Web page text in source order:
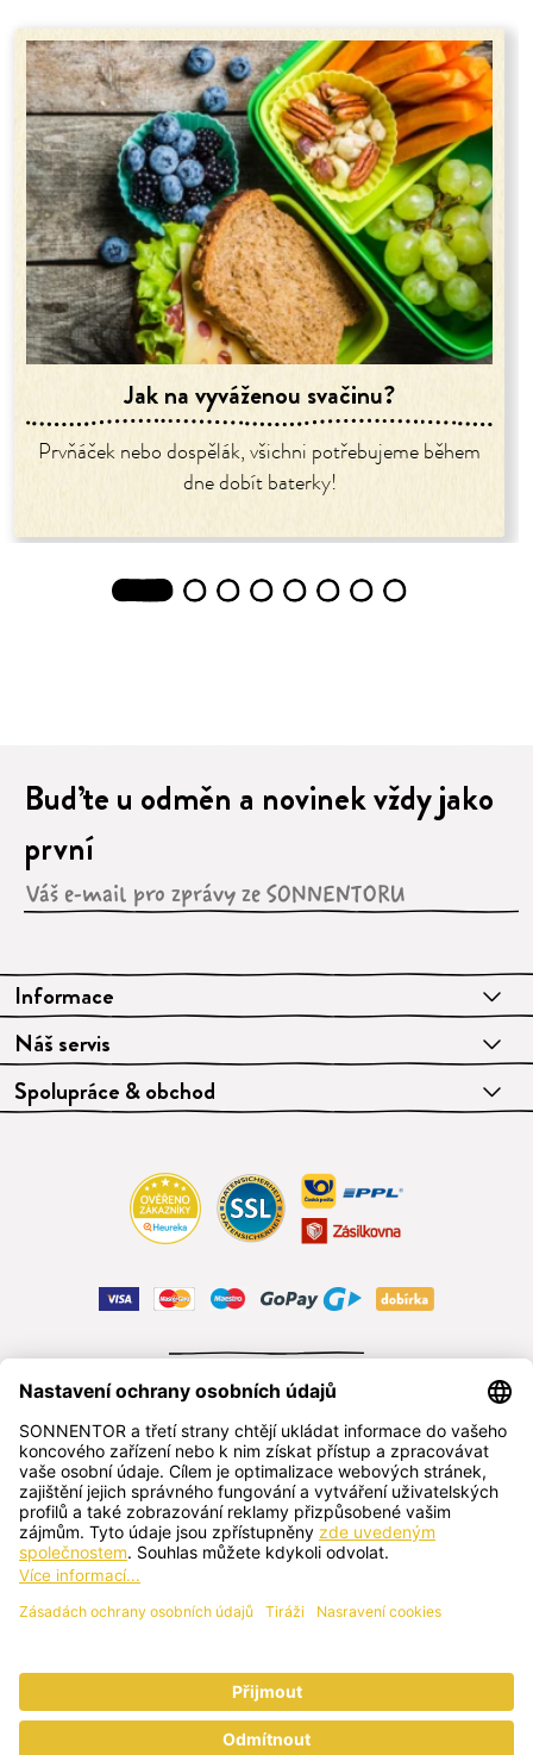
Jak na vyváženou svačinu?
Prvňáček nebo dospělák, všichni potřebujeme během
dne dobít baterky!
1 2 3 4 5 6 7 8
Informace
Náš servis
Spolupráce & obchod
Buďte u odměn a novinek vždy jako
první
čeština
SONNENTOR s.r.o.
Příhon 943, 696 15 Čejkovice, Česká republika
+420 518 362 687 sonnentor@sonnentor.cz